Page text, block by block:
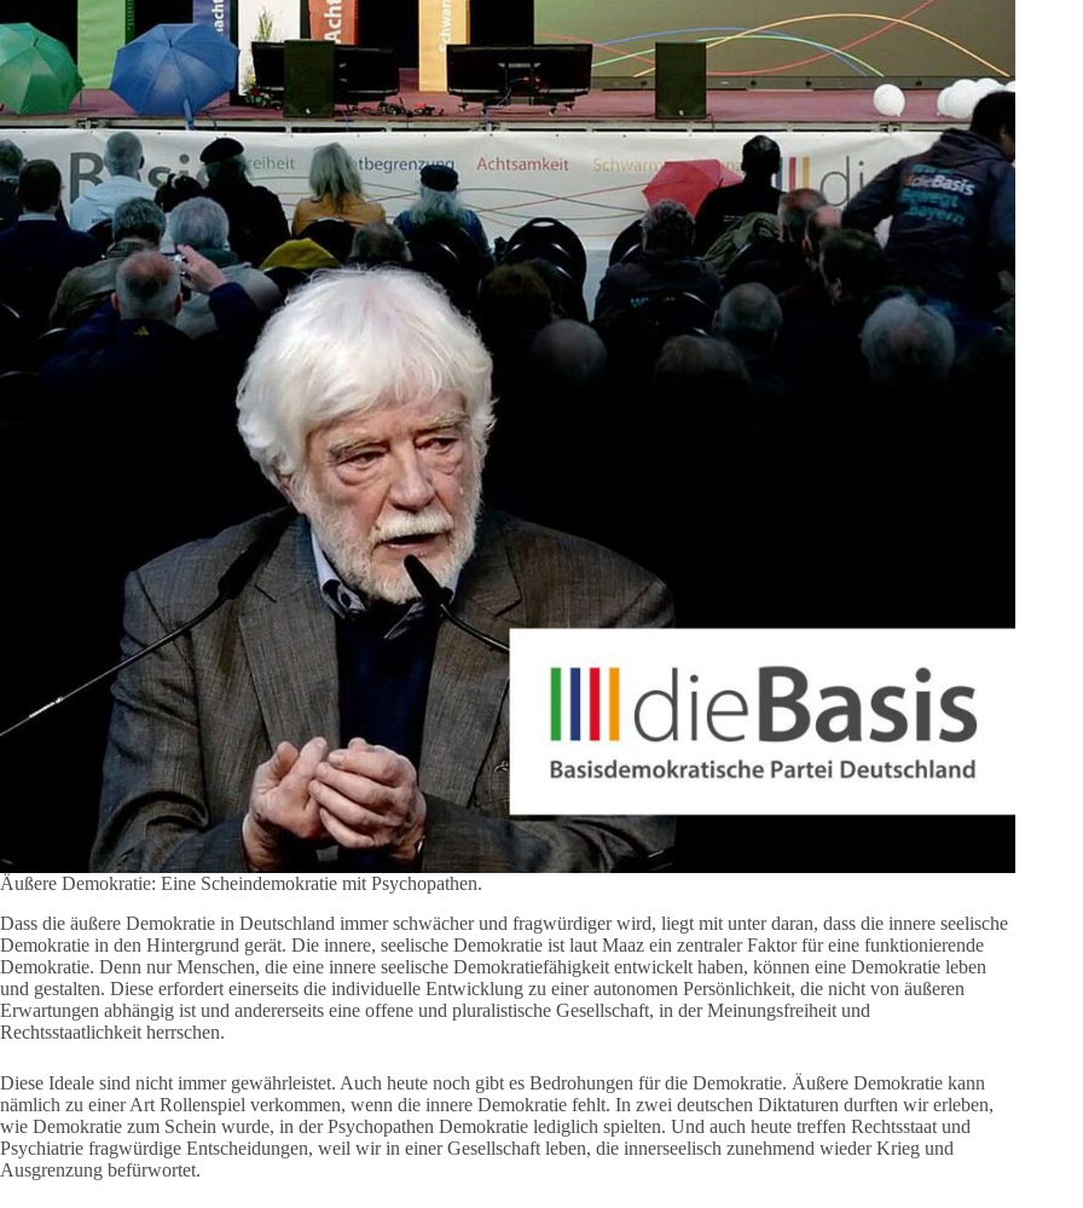
Äußere Demokratie: Eine Scheindemokratie mit Psychopathen.
Dass die äußere Demokratie in Deutschland immer schwächer und fragwürdiger wird, liegt mit unter daran, dass die innere seelische
Demokratie in den Hintergrund gerät. Die innere, seelische Demokratie ist laut Maaz ein zentraler Faktor für eine funktionierende
Demokratie. Denn nur Menschen, die eine innere seelische Demokratiefähigkeit entwickelt haben, können eine Demokratie leben
und gestalten. Diese erfordert einerseits die individuelle Entwicklung zu einer autonomen Persönlichkeit, die nicht von äußeren
Erwartungen abhängig ist und andererseits eine offene und pluralistische Gesellschaft, in der Meinungsfreiheit und
Rechtsstaatlichkeit herrschen.
Diese Ideale sind nicht immer gewährleistet. Auch heute noch gibt es Bedrohungen für die Demokratie. Äußere Demokratie kann
nämlich zu einer Art Rollenspiel verkommen, wenn die innere Demokratie fehlt. In zwei deutschen Diktaturen durften wir erleben,
wie Demokratie zum Schein wurde, in der Psychopathen Demokratie lediglich spielten. Und auch heute treffen Rechtsstaat und
Psychiatrie fragwürdige Entscheidungen, weil wir in einer Gesellschaft leben, die innerseelisch zunehmend wieder Krieg und
Ausgrenzung befürwortet.